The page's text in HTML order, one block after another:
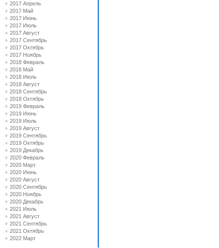
2017 Апрель
2017 Май
2017 Июнь
2017 Июль
2017 Август
2017 Сентябрь
2017 Октябрь
2017 Ноябрь
2018 Февраль
2018 Май
2018 Июль
2018 Август
2018 Сентябрь
2018 Октябрь
2019 Февраль
2019 Июнь
2019 Июль
2019 Август
2019 Сентябрь
2019 Октябрь
2019 Декабрь
2020 Февраль
2020 Март
2020 Июнь
2020 Август
2020 Сентябрь
2020 Ноябрь
2020 Декабрь
2021 Июль
2021 Август
2021 Сентябрь
2021 Октябрь
2022 Март